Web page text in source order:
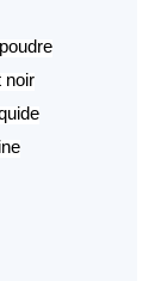
noir